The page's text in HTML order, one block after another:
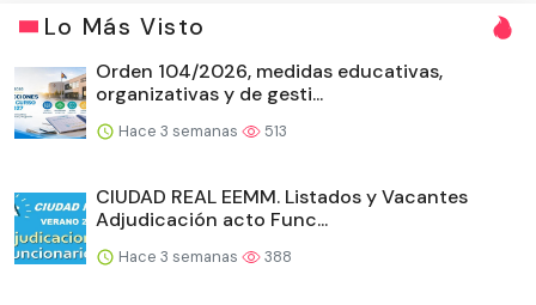
Lo Más Visto
Orden 104/2026, medidas educativas,
organizativas y de gesti...
Hace 3 semanas 513
CIUDAD REAL EEMM. Listados y Vacantes
Adjudicación acto Func...
Hace 3 semanas 388